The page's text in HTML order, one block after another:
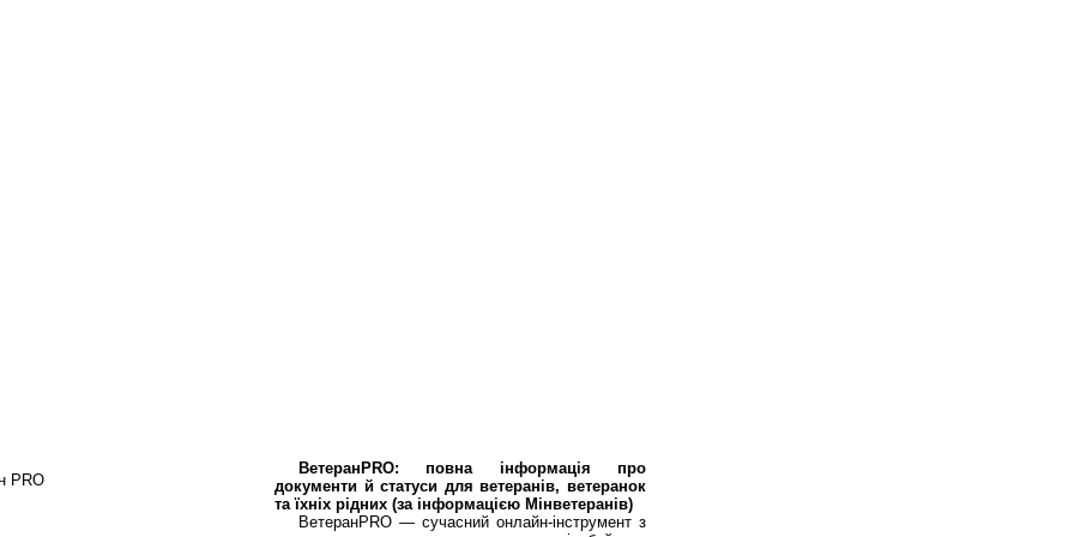
ВетеранPRO: повна інформація про
документи й статуси для ветеранів, ветеранок
та їхніх рідних (за інформацією Мінветеранів)
ВетеранPRO — сучасний онлайн-інструмент з